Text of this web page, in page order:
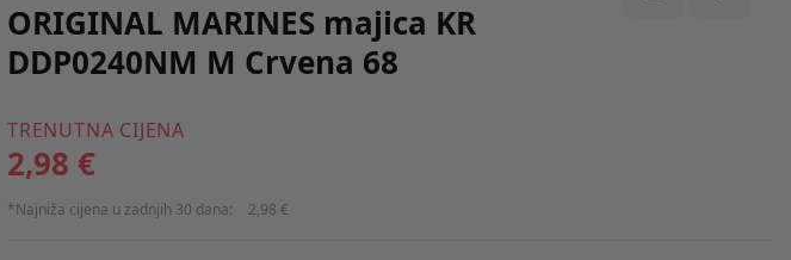
ORIGINAL MARINES majica KR
DDP0240NM M Crvena 68
TRENUTNA CIJENA
2,98 €
*Najniža cijena u zadnjih 30 dana: 2,98 €